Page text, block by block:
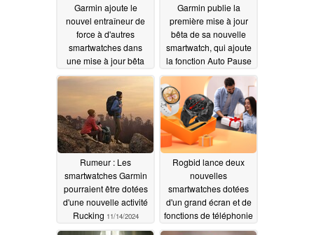
Garmin ajoute le
nouvel entraîneur de
force à d'autres
smartwatches dans
une mise à jour bêta
11/16/2024
Garmin publie la
première mise à jour
bêta de sa nouvelle
smartwatch, qui ajoute
la fonction Auto Pause
11/14/2024
Rumeur : Les
smartwatches Garmin
pourraient être dotées
d'une nouvelle activité
Rucking 11/14/2024
Rogbid lance deux
nouvelles
smartwatches dotées
d'un grand écran et de
fonctions de téléphonie
11/13/2024